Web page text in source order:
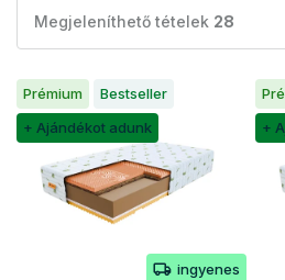
Megjeleníthető tételek 28
T
ePrémium
Bestseller
+ Ajándékot adunk
ingyenes
+